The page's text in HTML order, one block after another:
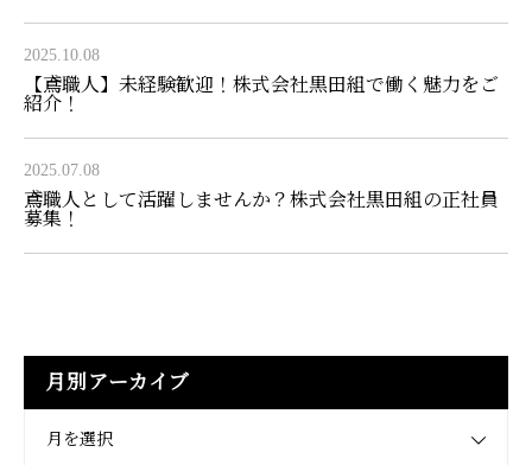
2025.10.08
【鳶職人】未経験歓迎！株式会社黒田組で働く魅力をご
紹介！
2025.07.08
鳶職人として活躍しませんか？株式会社黒田組の正社員
募集！
月別アーカイブ
月を選択